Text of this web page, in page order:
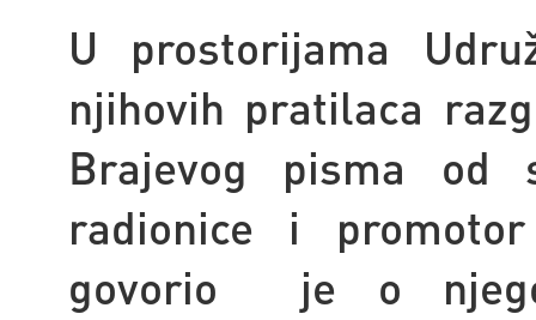
U prostorijama
njihovih pratilaca
Brajevog pisma od
radionice i
govorio
je o